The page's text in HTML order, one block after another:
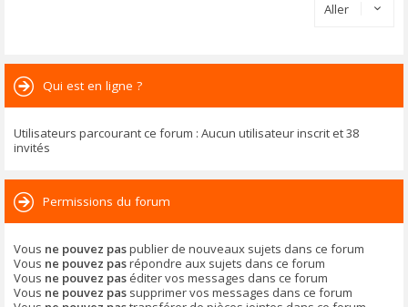
Aller
Qui est en ligne ?
Utilisateurs parcourant ce forum : Aucun utilisateur inscrit et 38
invités
Permissions du forum
Vous ne pouvez paspublier de nouveaux sujets dans ce forum
Vous ne pouvez pasrépondre aux sujets dans ce forum
Vous ne pouvez pas éditer vos messages dans ce forum
Vous ne pouvez pas supprimer vos messages dans ce forum